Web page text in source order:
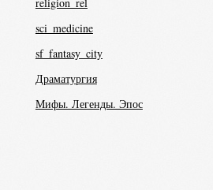
sci_medicine
sf_fantasy_city
Драматургия
Мифы. Легенды. Эпос